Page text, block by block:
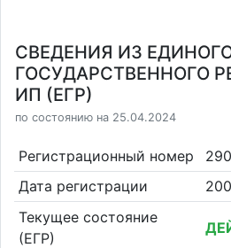
СВЕДЕНИЯ ИЗ
ГОСУДАРСТВЕННОГО
ИП (ЕГР)
по состоянию на 25.04.2024
Регистрационный номер
Дата регистрации
Текущее состояние
(ЕГР)